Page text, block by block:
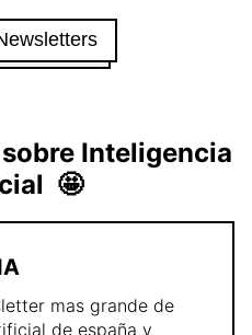
Inteligencia
🤩
mas grande de
de españa y